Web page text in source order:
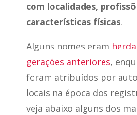
com localidades,
características físicas.
Alguns nomes eram
gerações anteriores,
foram atribuídos por
locais na época dos
veja abaixo alguns dos